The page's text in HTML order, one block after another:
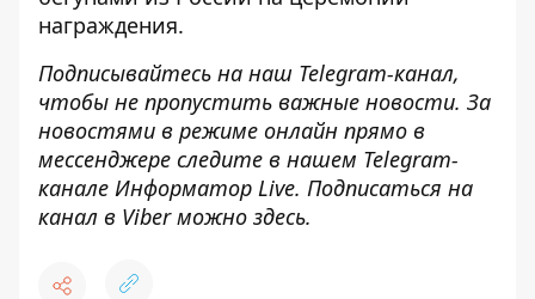
награждения.
Подписывайтесь на наш Telegram-канал,
чтобы не пропустить важные новости. За
новостями в режиме онлайн прямо в
мессенджере следите в нашем Telegram-
канале Информатор Live. Подписаться на
канал в Viber можно здесь.